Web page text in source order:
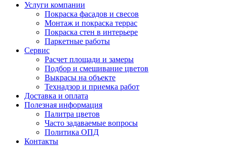
Услуги компании
Покраска фасадов и свесов
Монтаж и покраска террас
Покраска стен в интерьере
Паркетные работы
Сервис
Расчет площади и замеры
Подбор и смешивание цветов
Выкрасы на объекте
Технадзор и приемка работ
Доставка и оплата
Полезная информация
Палитра цветов
Часто задаваемые вопросы
Политика ОПД
Контакты